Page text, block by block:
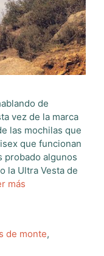
de
vez de la marca
las mochilas que
que funcionan
probado algunos
la Ultra Vesta de
más
de monte,